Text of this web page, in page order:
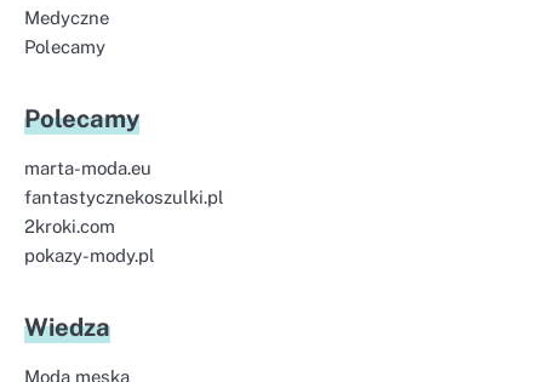
Medyczne
Polecamy
Polecamy
marta-moda.eu
fantastycznekoszulki.pl
2kroki.com
pokazy-mody.pl
Wiedza
Moda męska